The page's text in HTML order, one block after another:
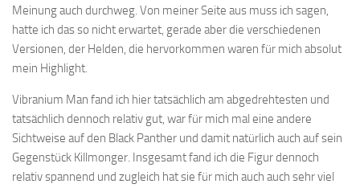
Meinung auch durchweg. Von meiner Seite aus muss ich sagen,
hatte ich das so nicht erwartet, gerade aber die verschiedenen
Versionen, der Helden, die hervorkommen waren für mich absolut
mein Highlight.
Vibranium Man fand ich hier tatsächlich am abgedrehtesten und
tatsächlich dennoch relativ gut, war für mich mal eine andere
Sichtweise auf den Black Panther und damit natürlich auch auf sein
Gegenstück Killmonger. Insgesamt fand ich die Figur dennoch
relativ spannend und zugleich hat sie für mich auch auch sehr viel